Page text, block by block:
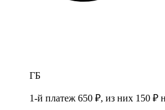
ГБ
1-й платеж 650 ₽, из них 150 ₽